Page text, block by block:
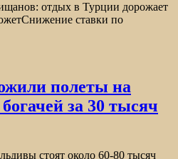
отдых в Турции дорожает
ставки по
полеты на
за 30 тысяч
стоят около 60-80 тысяч